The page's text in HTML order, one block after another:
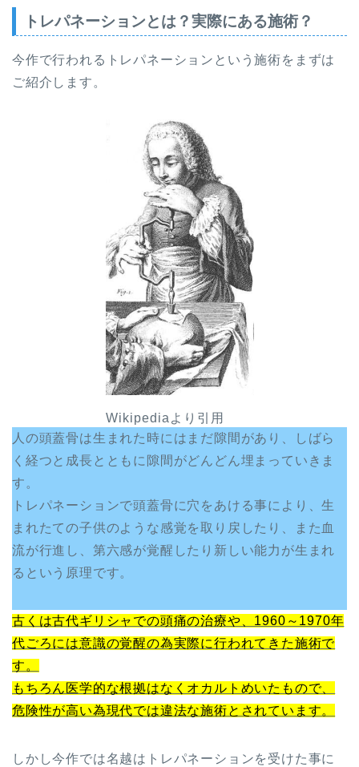
トレパネーションとは？実際にある施術？
今作で行われるトレパネーションという施術をまずは
ご紹介します。
Wikipediaより引用
人の頭蓋骨は生まれた時にはまだ隙間があり、しばら
く経つと成長とともに隙間がどんどん埋まっていきま
す。
トレパネーションで頭蓋骨に穴をあける事により、生
まれたての子供のような感覚を取り戻したり、また血
流が行進し、第六感が覚醒したり新しい能力が生まれ
るという原理です。
古くは古代ギリシャでの頭痛の治療や、1960～1970年
代ごろには意識の覚醒の為実際に行われてきた施術で
す。
もちろん医学的な根拠はなくオカルトめいたもので、
危険性が高い為現代では違法な施術とされています。
しかし今作では名越はトレパネーションを受けた事に